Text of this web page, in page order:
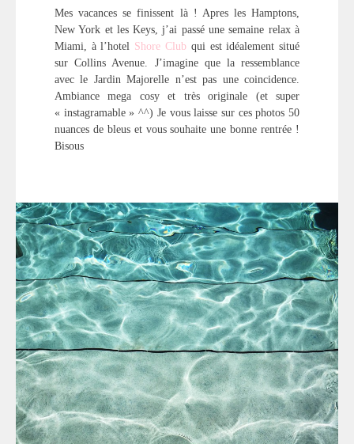
Mes vacances se finissent là ! Apres les Hamptons,
New York et les Keys, j’ai passé une semaine relax à
Miami, à l’hotel Shore Club qui est idéalement situé
sur Collins Avenue. J’imagine que la ressemblance
avec le Jardin Majorelle n’est pas une coincidence.
Ambiance mega cosy et très originale (et super
« instagramable » ^^) Je vous laisse sur ces photos 50
nuances de bleus et vous souhaite une bonne rentrée !
Bisous